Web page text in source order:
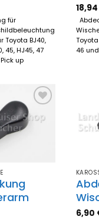
für
Toyota BJ40,
45, HJ45, 47
up
18,94
Toyota
46
Zum
Merkzettel
hinzufügen
6,90